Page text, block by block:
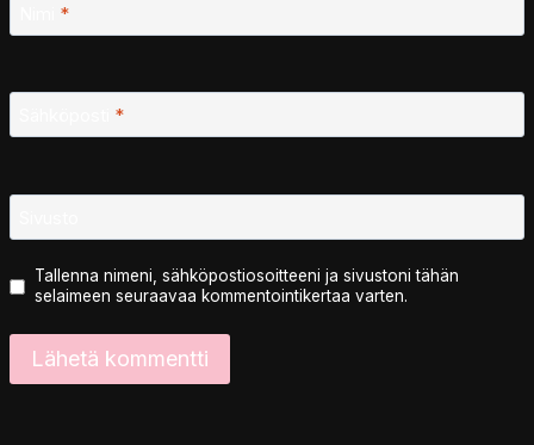
*
*
Tallenna nimeni, sähköpostiosoitteeni ja sivustoni tähän
selaimeen seuraavaa kommentointikertaa varten.